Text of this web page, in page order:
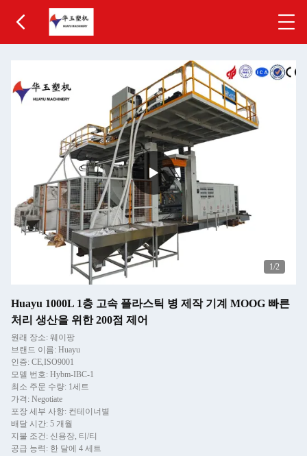
1/2
Huayu 1000L 1층 고속 플라스틱 병 제작 기계 MOOG 빠른
처리 생산을 위한 200점 제어
원래 장소: 웨이팡
브랜드 이름: Huayu
인증: CE,ISO9001
모델 번호: Hybm-IBC-1
최소 주문 수량: 1세트
가격: Negotiate
포장 세부 사항: 컨테이너별
배달 시간: 5 개월
지불 조건: 신용장, 티/티
공급 능력: 한 달에 4 세트